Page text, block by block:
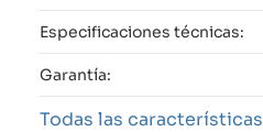
Especificaciones técnicas:
Garantía:
Todas las características